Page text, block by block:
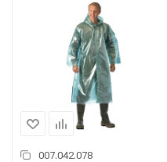
007.042.078